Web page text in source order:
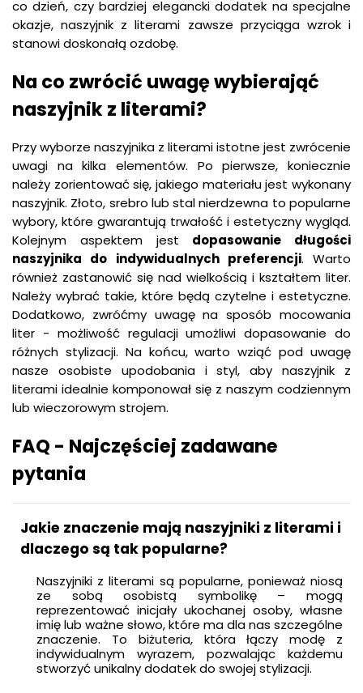
co dzień, czy bardziej elegancki dodatek na specjalne
okazje, naszyjnik z literami zawsze przyciąga wzrok i
stanowi doskonałą ozdobę.
Na co zwrócić uwagę wybierająć
naszyjnik z literami?
Przy wyborze naszyjnika z literami istotne jest zwrócenie
uwagi na kilka elementów. Po pierwsze, koniecznie
należy zorientować się, jakiego materiału jest wykonany
naszyjnik. Złoto, srebro lub stal nierdzewna to popularne
wybory, które gwarantują trwałość i estetyczny wygląd.
Kolejnym aspektem jest dopasowanie
długości
naszyjnika do indywidualnych preferencji. Warto
również zastanowić się nad wielkością i kształtem liter.
Należy wybrać takie, które będą czytelne i estetyczne.
Dodatkowo, zwróćmy uwagę na sposób mocowania
liter - możliwość regulacji umożliwi dopasowanie do
różnych stylizacji. Na końcu, warto wziąć pod uwagę
nasze osobiste upodobania i styl, aby naszyjnik z
literami idealnie komponował się z naszym codziennym
lub wieczorowym strojem.
FAQ - Najczęściej zadawane
pytania
Jakie znaczenie mają naszyjniki z literami i
dlaczego są tak popularne?
Naszyjniki z literami są popularne, ponieważ niosą
ze sobą osobistą symbolikę – mogą
reprezentować inicjały ukochanej osoby, własne
imię lub ważne słowo, które ma dla nas szczególne
znaczenie. To biżuteria, która łączy modę z
indywidualnym wyrazem, pozwalając każdemu
stworzyć unikalny dodatek do swojej stylizacji.